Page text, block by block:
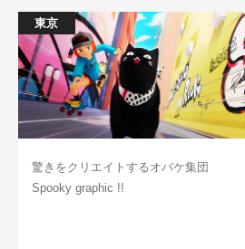
東京
驚きをクリエイトするオバケ集団
Spooky graphic !!